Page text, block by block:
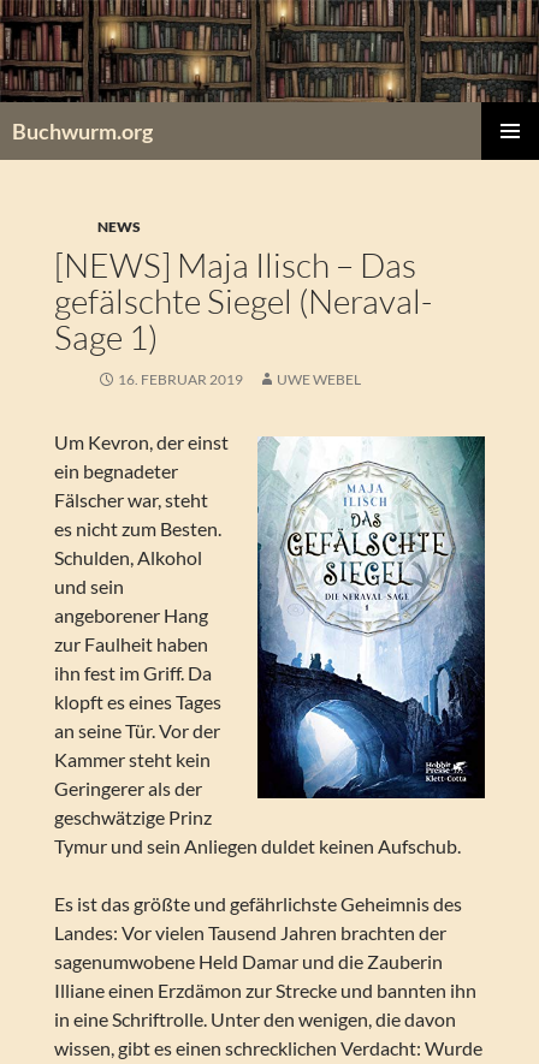
Zum
Inhalt
springen
Buchwurm.org
NEWS
[NEWS] Maja Ilisch – Das
gefälschte Siegel (Neraval-
Sage 1)
16. FEBRUAR 2019 UWE WEBEL
Um Kevron, der einst
ein begnadeter
Fälscher war, steht
es nicht zum Besten.
Schulden, Alkohol
und sein
angeborener Hang
zur Faulheit haben
ihn fest im Griff. Da
klopft es eines Tages
an seine Tür. Vor der
Kammer steht kein
Geringerer als der
geschwätzige Prinz
Tymur und sein Anliegen duldet keinen Aufschub.
Es ist das größte und gefährlichste Geheimnis des
Landes: Vor vielen Tausend Jahren brachten der
sagenumwobene Held Damar und die Zauberin
Illiane einen Erzdämon zur Strecke und bannten ihn
in eine Schriftrolle. Unter den wenigen, die davon
wissen, gibt es einen schrecklichen Verdacht: Wurde